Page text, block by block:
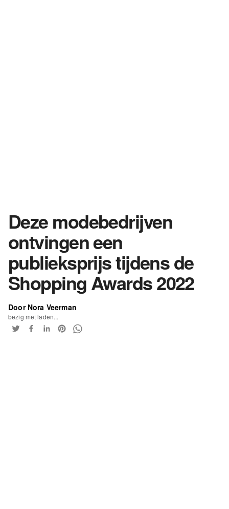
Deze modebedrijven
ontvingen een
publieksprijs tijdens de
Shopping Awards 2022
Door Nora Veerman
bezig met laden...